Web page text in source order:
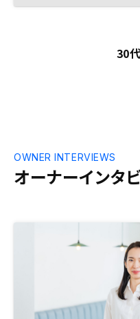
30
オーナーインタ
OWNER INTERVIEWS